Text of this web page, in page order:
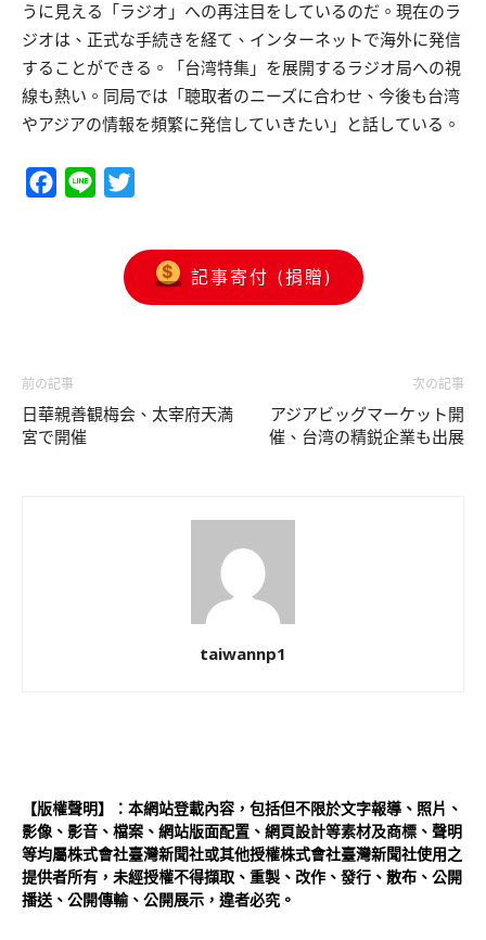
うに見える「ラジオ」への再注目をしているのだ。現在のラ
ジオは、正式な手続きを経て、インターネットで海外に発信
することができる。「台湾特集」を展開するラジオ局への視
線も熱い。同局では「聴取者のニーズに合わせ、今後も台湾
やアジアの情報を頻繁に発信していきたい」と話している。
Facebook
Line
記事寄付 (捐贈)
前の記事
日華親善観梅会、太宰府天満
宮で開催
次の記事
アジアビッグマーケット開
催、台湾の精鋭企業も出展
taiwannp1
【版權聲明】：本網站登載內容，包括但不限於文字報導、照片、
影像、影音、檔案、網站版面配置、網頁設計等素材及商標、聲明
等均屬株式會社臺灣新聞社或其他授權株式會社臺灣新聞社使用之
提供者所有，未經授權不得擷取、重製、改作、發行、散布、公開
播送、公開傳輸、公開展示，違者必究。